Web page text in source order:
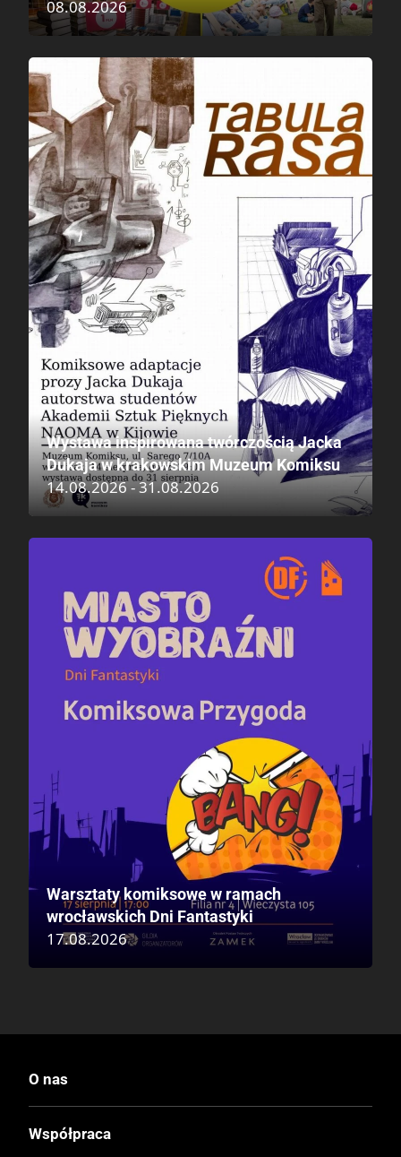
08.08.2026
Wystawa inspirowana twórczością Jacka
Dukaja w krakowskim Muzeum Komiksu
14.08.2026 - 31.08.2026
Warsztaty komiksowe w ramach
wrocławskich Dni Fantastyki
17.08.2026
O nas
Współpraca